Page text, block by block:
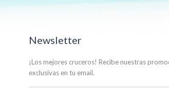
Newsletter
¡Los mejores cruceros! Recibe nuestras
exclusivas en tu email.